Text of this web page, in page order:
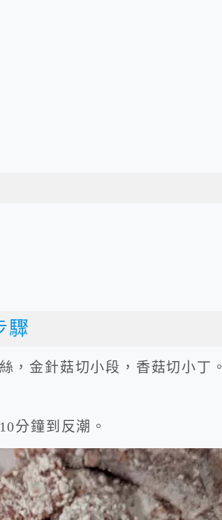
驟
，金針菇切小段，香菇切小丁。
分鐘到反潮。